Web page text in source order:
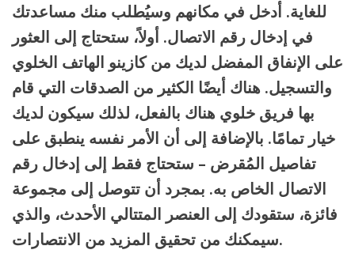
للغاية. أدخل في مكانهم وسيُطلب منك مساعدتك
في إدخال رقم الاتصال. أولاً، ستحتاج إلى العثور
على الإنفاق المفضل لديك من كازينو الهاتف الخلوي
والتسجيل. هناك أيضًا الكثير من الصدقات التي قام
بها فريق خلوي هناك بالفعل، لذلك سيكون لديك
خيار تمامًا. بالإضافة إلى أن الأمر نفسه ينطبق على
تفاصيل المُقرض – ستحتاج فقط إلى إدخال رقم
الاتصال الخاص به. بمجرد أن تتوصل إلى مجموعة
فائزة، ستقودك إلى العنصر المتتالي الأحدث، والذي
سيمكنك من تحقيق المزيد من الانتصارات.